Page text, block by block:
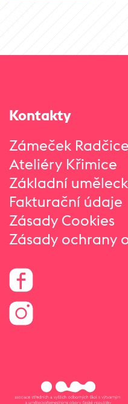
Kontakty
Zámeček Radčice
Ateliéry Křimice
Základní
Fakturační údaje
Zásady Cookies
Zásady ochrany